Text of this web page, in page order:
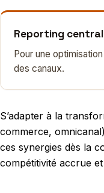
Reporting
Pour une
des canaux.
S’adapter à la
commerce,
ces synergies dès la
compétitivité accrue